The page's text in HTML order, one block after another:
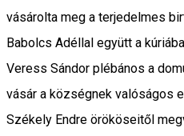
vásárolta meg a terjedelmes
Babolcs Adéllal együtt a
Veress Sándor plébános a
vásár a községnek valóságos
Székely Endre örököseitől